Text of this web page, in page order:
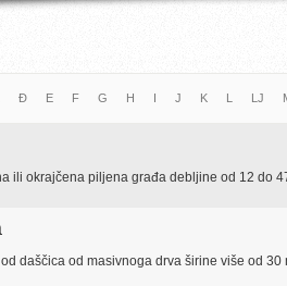
Đ E F G H I J K L LJ
ili okrajčena piljena građa debljine od 12 do
daščica od masivnoga drva širine više od 30